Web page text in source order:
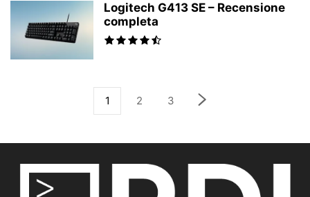
Logitech G413 SE – Recensione
completa
1 2 3